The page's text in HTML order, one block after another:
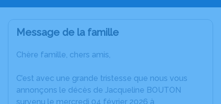
Message de la famille
Chère famille, chers amis,
C’est avec une grande tristesse que nous vous
annonçons le décès de Jacqueline BOUTON
survenu le mercredi 04 février 2026 à